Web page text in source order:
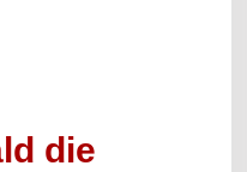
die